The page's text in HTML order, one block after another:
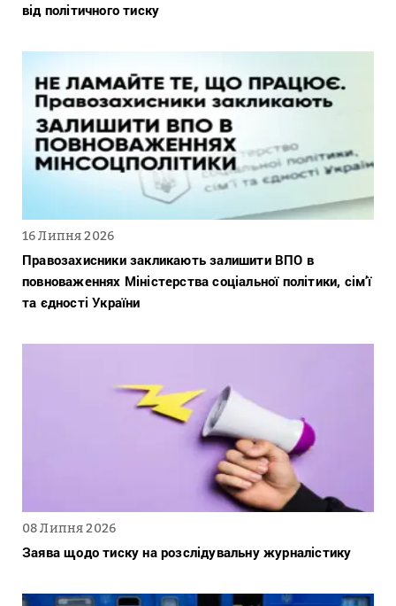
від політичного тиску
16 Липня 2026
Правозахисники закликають залишити ВПО в
повноваженнях Міністерства соціальної політики, сім’ї
та єдності України
08 Липня 2026
Заява щодо тиску на розслідувальну журналістику